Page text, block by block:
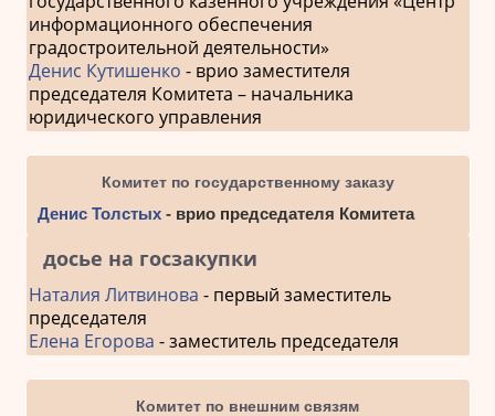
информационного обеспечения
градостроительной деятельности»
Денис Кутишенко - врио заместителя
председателя Комитета – начальника
юридического управления
Комитет по государственному заказу
Денис Толстых- врио председателя Комитета
досье на госзакупки
Наталия Литвинова - первый заместитель
председателя
Елена Егорова - заместитель председателя
Комитет по внешним связям